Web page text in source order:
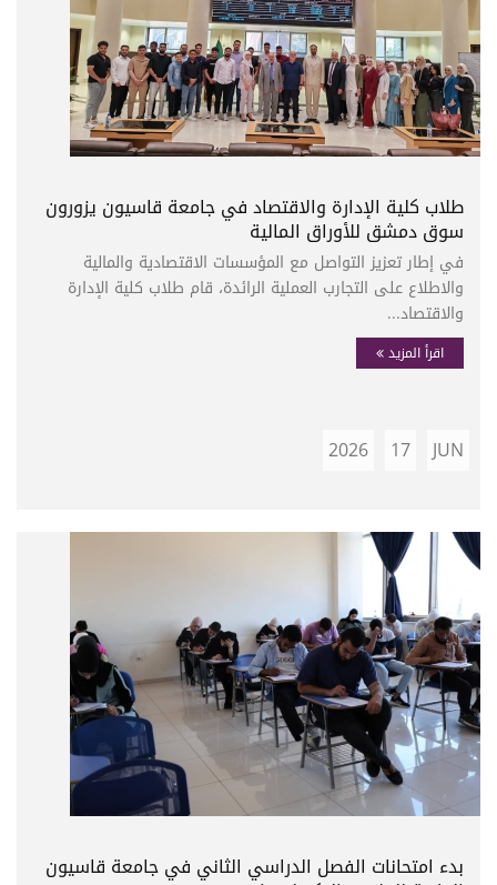
طلاب كلية الإدارة والاقتصاد في جامعة قاسيون يزورون
سوق دمشق للأوراق المالية
في إطار تعزيز التواصل مع المؤسسات الاقتصادية والمالية
والاطلاع على التجارب العملية الرائدة، قام طلاب كلية الإدارة
والاقتصاد...
اقرأ المزيد
JUN
17
2026
بدء امتحانات الفصل الدراسي الثاني في جامعة قاسيون